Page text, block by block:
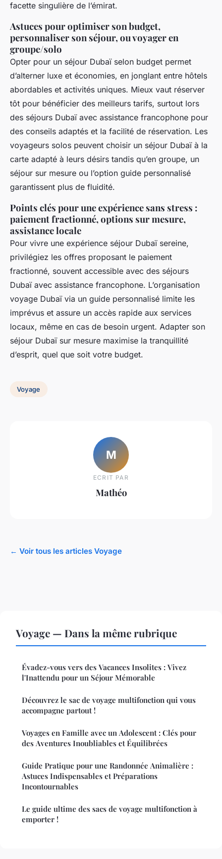
facette singulière de l’émirat.
Astuces pour optimiser son budget,
personnaliser son séjour, ou voyager en
groupe/solo
Opter pour un séjour Dubaï selon budget permet
d’alterner luxe et économies, en jonglant entre hôtels
abordables et activités uniques. Mieux vaut réserver
tôt pour bénéficier des meilleurs tarifs, surtout lors
des séjours Dubaï avec assistance francophone pour
des conseils adaptés et la facilité de réservation. Les
voyageurs solos peuvent choisir un séjour Dubaï à la
carte adapté à leurs désirs tandis qu’en groupe, un
séjour sur mesure ou l’option guide personnalisé
garantissent plus de fluidité.
Points clés pour une expérience sans stress :
paiement fractionné, options sur mesure,
assistance locale
Pour vivre une expérience séjour Dubaï sereine,
privilégiez les offres proposant le paiement
fractionné, souvent accessible avec des séjours
Dubaï avec assistance francophone. L’organisation
voyage Dubaï via un guide personnalisé limite les
imprévus et assure un accès rapide aux services
locaux, même en cas de besoin urgent. Adapter son
séjour Dubaï sur mesure maximise la tranquillité
d’esprit, quel que soit votre budget.
Voyage
M
ECRIT PAR
Mathéo
← Voir tous les articles Voyage
Voyage — Dans la même rubrique
Évadez-vous vers des Vacances Insolites : Vivez
l'Inattendu pour un Séjour Mémorable
Découvrez le sac de voyage multifonction qui vous
accompagne partout !
Voyages en Famille avec un Adolescent : Clés pour
des Aventures Inoubliables et Équilibrées
Guide Pratique pour une Randonnée Animalière :
Astuces Indispensables et Préparations
Incontournables
Le guide ultime des sacs de voyage multifonction à
emporter !